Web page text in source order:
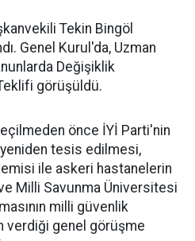
Tekin Bingöl
Genel Kurul'da, Uzman
Değişiklik
görüşüldü.
önce İYİ Parti'nin
tesis edilmesi,
ile askeri hastanelerin
Milli Savunma Üniversitesi
milli güvenlik
verdiği genel görüşme